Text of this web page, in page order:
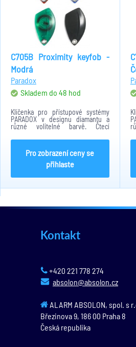
C705B Proximity keyfob -
Modrá
Paradox
Skladem do 48 hod
Klíčenka pro přístupové systémy
PARADOX v designu diamantu a
různé volitelné barvě. Čtecí
Pro zobrazení ceny se
přihlaste
Kontakt
+420 221 778 274
absolon@absolon.cz
ALARM ABSOLON, spol. s
Březinova 9, 186 00 Praha 8
Česká republika